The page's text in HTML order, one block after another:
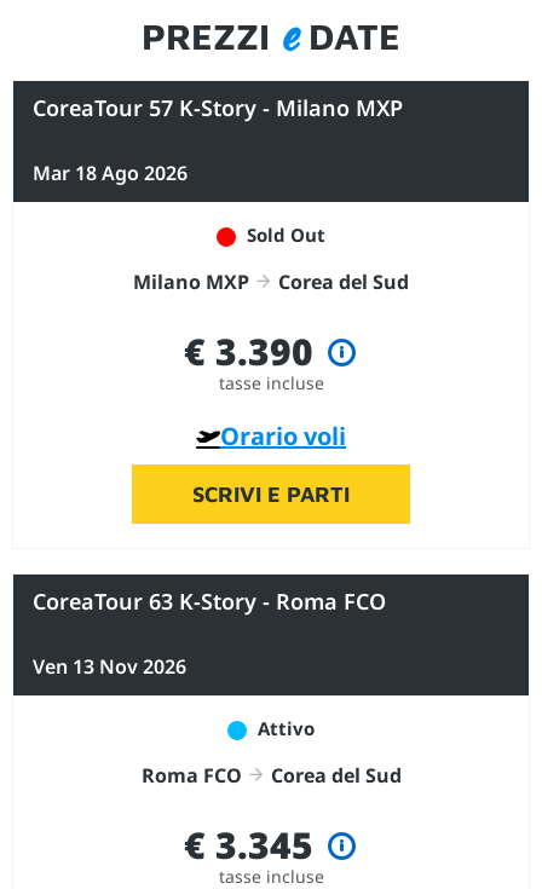
PREZZI eDATE
CoreaTour 57 K-Story - Milano MXP
Mar 18 Ago 2026
Sold Out
Milano MXP Corea del Sud
€ 3.390
tasse incluse
Orario voli
SCRIVI E PARTI
CoreaTour 63 K-Story - Roma FCO
Ven 13 Nov 2026
Attivo
Roma FCO Corea del Sud
€ 3.345
tasse incluse